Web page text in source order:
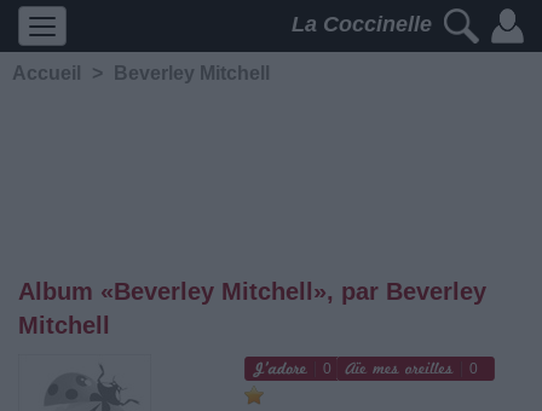
La Coccinelle
Accueil > Beverley Mitchell
Album «Beverley Mitchell», par Beverley
Mitchell
0 0